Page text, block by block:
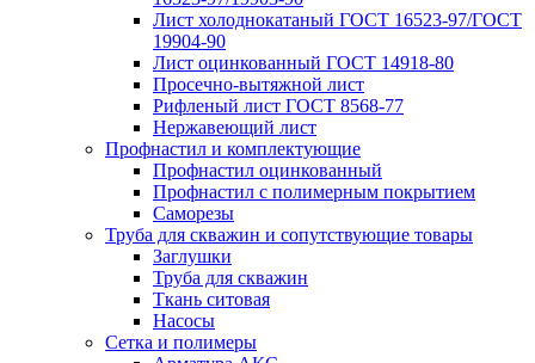
Лист холоднокатаный ГОСТ 16523-97/ГОСТ
19904-90
Лист оцинкованный ГОСТ 14918-80
Просечно-вытяжной лист
Рифленый лист ГОСТ 8568-77
Нержавеющий лист
Профнастил и комплектующие
Профнастил оцинкованный
Профнастил с полимерным покрытием
Саморезы
Труба для скважин и сопутствующие товары
Заглушки
Труба для скважин
Ткань ситовая
Насосы
Сетка и полимеры